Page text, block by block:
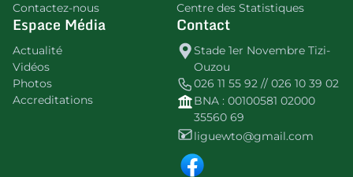
Contactez-nous
Centre des Statistiques
Espace Média
Actualité
Vidéos
Photos
Accreditations
Contact
Stade 1er Novembre Tizi-
Ouzou
026 11 55 92 // 026 10 39 02
BNA : 00100581 02000
35560 69
liguewto@gmail.com